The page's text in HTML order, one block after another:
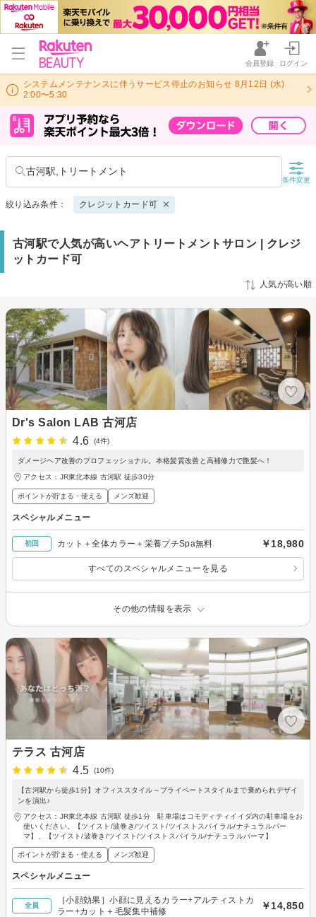
会員登録 ログイン
システムメンテナンスに伴うサービス停止のお知らせ 8月12日 (水)
2:00〜5:30
古河駅,トリートメント
条件変更
絞り込み条件： クレジットカード可
古河駅で人気が高いヘアトリートメントサロン | クレジ
ットカード可
人気が高い順
Dr's Salon LAB 古河店
4.6
(4件)
ダメージヘア改善のプロフェッショナル。本格髪質改善と高補修力で艶髪へ！
アクセス：JR東北本線 古河駅 徒歩30分
ポイントが貯まる・使える メンズ歓迎
スペシャルメニュー
初回 カット＋全体カラー＋栄養プチSpa無料 ￥18,980
すべてのスペシャルメニューを見る
その他の情報を表示
テラス 古河店
4.5
(10件)
【古河駅から徒歩1分】オフィススタイル～プライベートスタイルまで褒められデザイ
ンを演出♪
アクセス：JR東北本線 古河駅 徒歩1分 駐車場はコモディティイイダ内の駐車場をお
使いください。【ツイスト/波巻き/ツイスト/ツイストスパイラル/ナチュラルパー
マ】、【ツイスト/波巻き/ツイスト/ツイストスパイラル/ナチュラルパーマ】
ポイントが貯まる・使える メンズ歓迎
スペシャルメニュー
全員
［小顔効果］小顔に見えるカラー+アルティストカ
ラー+カット＋毛髪集中補修
￥14,850